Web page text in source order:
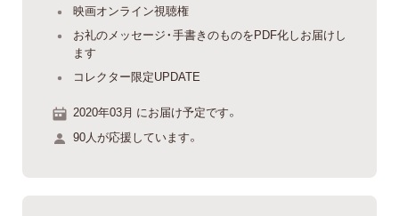
映画オンライン視聴権
お礼のメッセージ・手書きのものをPDF化しお届けし
ます
コレクター限定UPDATE
2020年03月 にお届け予定です。
90人が応援しています。